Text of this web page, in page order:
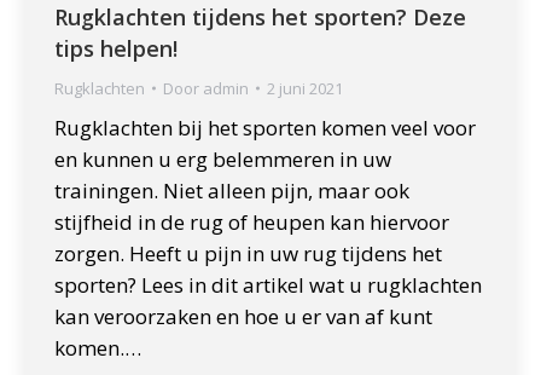
Rugklachten tijdens het sporten? Deze
tips helpen!
Rugklachten Door admin 2 juni 2021
Rugklachten bij het sporten komen veel voor
en kunnen u erg belemmeren in uw
trainingen. Niet alleen pijn, maar ook
stijfheid in de rug of heupen kan hiervoor
zorgen. Heeft u pijn in uw rug tijdens het
sporten? Lees in dit artikel wat u rugklachten
kan veroorzaken en hoe u er van af kunt
komen.…